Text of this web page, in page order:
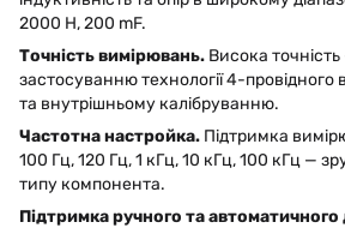
2000 H, 200 mF.
Точність вимірювань. Висока
застосуванню технології 4-
та внутрішньому калібруванню.
Частотна настройка. Підтримка
100 Гц, 120 Гц, 1 кГц, 10 кГц, 100 кГц —
типу компонента.
Підтримка ручного та автоматичного